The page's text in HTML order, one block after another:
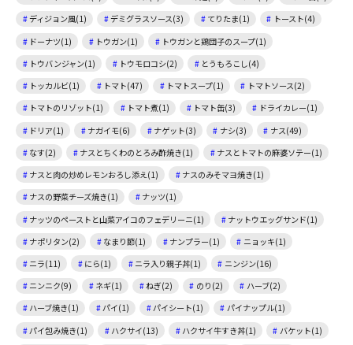
ディジョン風(1)
デミグラスソース(3) てりたま(1)
トースト(4)
ドーナツ(1)
トウガン(1)
トウガンと鶏団子のスープ(1)
トウバンジャン(1)
トウモロコシ(2)
とうもろこし(4)
トッカルビ(1)
トマト(47) トマトスープ(1)
トマトソース(2)
トマトのリゾット(1)
トマト煮(1) トマト缶(3)
ドライカレー(1)
ドリア(1)
ナガイモ(6) ナゲット(3) ナシ(3)
ナス(49)
なす(2)
ナスとちくわのとろみ酢焼き(1)
ナスとトマトの麻婆ソテー(1)
ナスと肉の炒めレモンおろし添え(1)
ナスのみそマヨ焼き(1)
ナスの野菜チーズ焼き(1)
ナッツ(1)
ナッツのペーストと山菜アイコのフェデリーニ(1)
ナットウエッグサンド(1)
ナポリタン(2)
なまり節(1) ナンプラー(1)
ニョッキ(1)
ニラ(11)
にら(1) ニラ入り親子丼(1)
ニンジン(16)
ニンニク(9)
ネギ(1) ねぎ(2) のり(2)
ハーブ(2)
ハーブ焼き(1)
パイ(1) パイシート(1)
パイナップル(1)
パイ包み焼き(1)
ハクサイ(13) ハクサイ牛すき丼(1)
バケット(1)